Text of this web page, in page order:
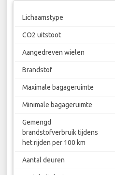
Lichaamstype
CO2 uitstoot
Aangedreven wielen
Brandstof
Maximale bagageruimte
Minimale bagageruimte
Gemengd
brandstofverbruik tijdens
het rijden per 100 km
Aantal deuren